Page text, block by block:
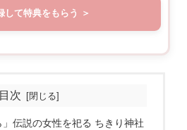
して特典をもらう
目次
」伝説の女性を祀る ちきり神社